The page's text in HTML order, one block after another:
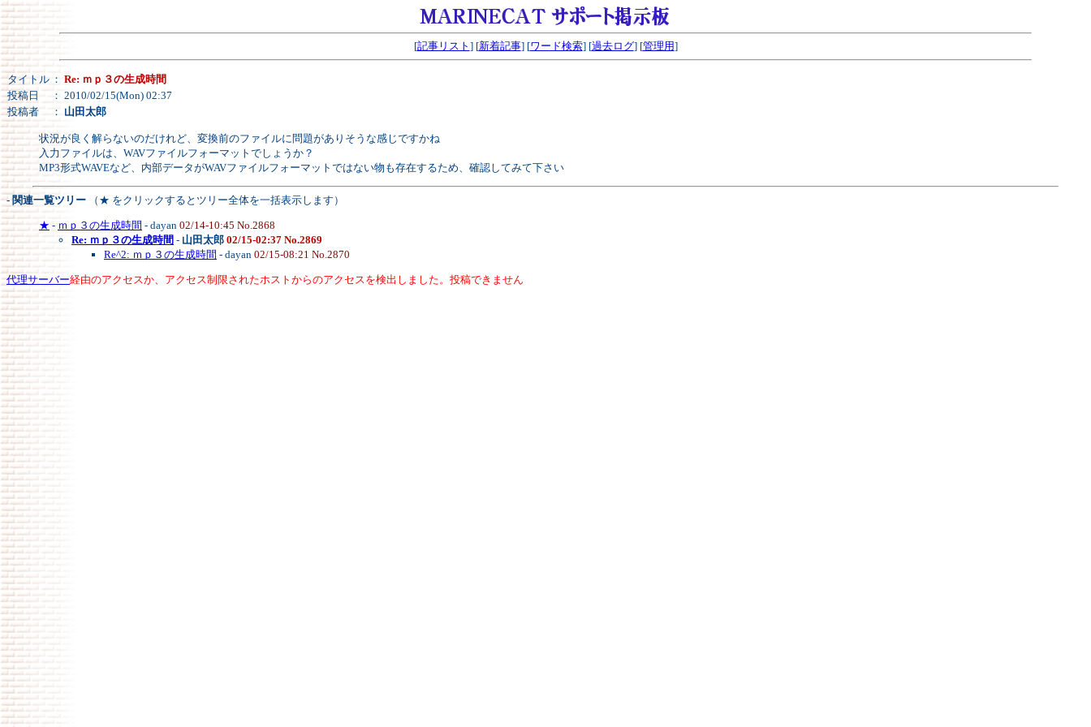
[記事リスト ] [新着記事] [ワード検索] [過去ログ] [管理用]
タイトル ： Re: ｍｐ３の生成時間
投稿日
： 2010/02/15(Mon) 02:37
投稿者
： 山田太郎
状況が良く解らないのだけれど、変換前のファイルに問題がありそうな感じですかね
入力ファイルは、WAVファイルフォーマットでしょうか？
MP3形式WAVEなど、内部データがWAVファイルフォーマットではない物も存在するため、確認してみて下さい
- 関連一覧ツリー （★ をクリックするとツリー全体を一括表示します）
★ - ｍｐ３の生成時間 - dayan 02/14-10:45 No.2868
Re: ｍｐ３の生成時間 - 山田太郎 02/15-02:37 No.2869
Re^2: ｍｐ３の生成時間 - dayan 02/15-08:21 No.2870
代理サーバー経由のアクセスか、アクセス制限されたホストからのアクセスを検出しました。投稿できません